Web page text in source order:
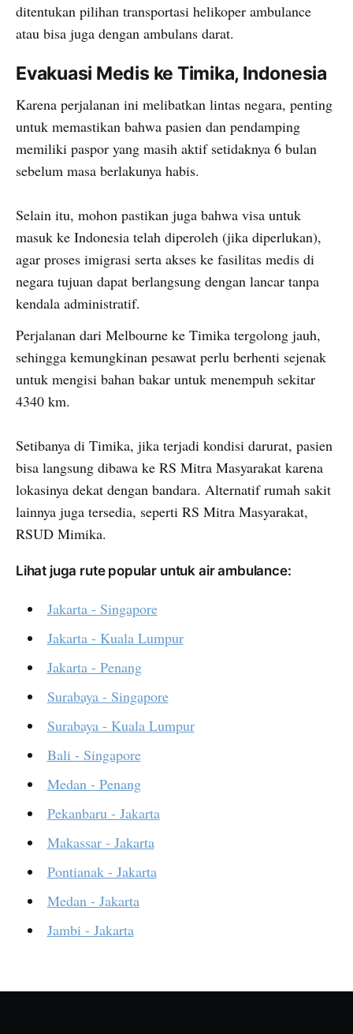
ditentukan pilihan transportasi helikoper ambulance
atau bisa juga dengan ambulans darat.
Evakuasi Medis ke Timika, Indonesia
Karena perjalanan ini melibatkan lintas negara, penting
untuk memastikan bahwa pasien dan pendamping
memiliki paspor yang masih aktif setidaknya 6 bulan
sebelum masa berlakunya habis.
Selain itu, mohon pastikan juga bahwa visa untuk
masuk ke Indonesia telah diperoleh (jika diperlukan),
agar proses imigrasi serta akses ke fasilitas medis di
negara tujuan dapat berlangsung dengan lancar tanpa
kendala administratif.
Perjalanan dari Melbourne ke Timika tergolong jauh,
sehingga kemungkinan pesawat perlu berhenti sejenak
untuk mengisi bahan bakar untuk menempuh sekitar
4340 km.
Setibanya di Timika, jika terjadi kondisi darurat, pasien
bisa langsung dibawa ke RS Mitra Masyarakat karena
lokasinya dekat dengan bandara. Alternatif rumah sakit
lainnya juga tersedia, seperti RS Mitra Masyarakat,
RSUD Mimika.
Lihat juga rute popular untuk air ambulance:
Jakarta - Singapore
Jakarta - Kuala Lumpur
Jakarta - Penang
Surabaya - Singapore
Surabaya - Kuala Lumpur
Bali - Singapore
Medan - Penang
Pekanbaru - Jakarta
Makassar - Jakarta
Pontianak - Jakarta
Medan - Jakarta
Jambi - Jakarta